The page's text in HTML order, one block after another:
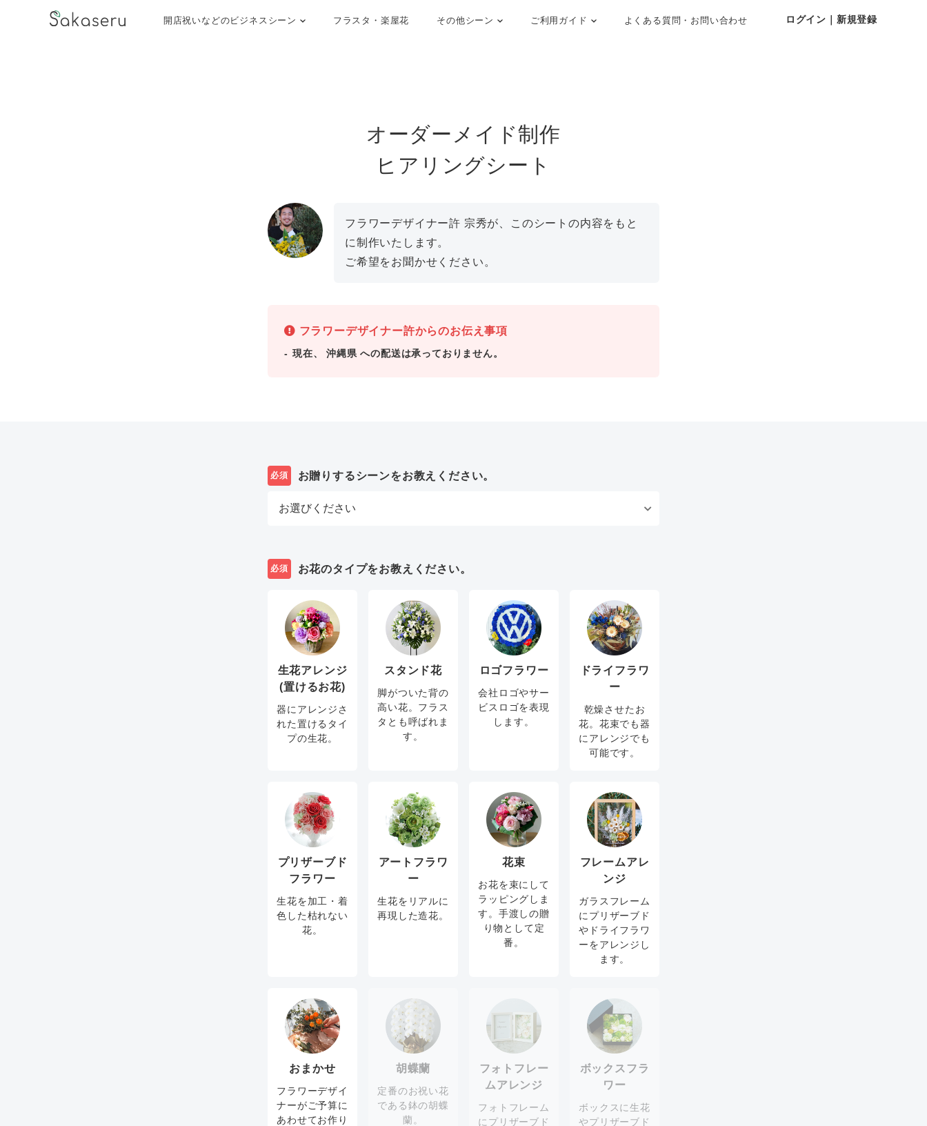
開店祝いなどのビジネスシーン フラスタ・楽屋花 その他シーン ご利用ガイド よくある質問・お問い合わせ ログイン｜新規登録
オーダーメイド制作
ヒアリングシート
フラワーデザイナー許 宗秀が、このシートの内容をもと
に制作いたします。
ご希望をお聞かせください。
フラワーデザイナー許からのお伝え事項
現在、 沖縄県 への配送は承っておりません。
必須 お贈りするシーンをお教えください。
必須 お花のタイプをお教えください。
生花アレンジ
(置けるお花)
器にアレンジさ
れた置けるタイ
プの生花。
スタンド花
脚がついた背の
高い花。フラス
タとも呼ばれま
す。
ロゴフラワー
会社ロゴやサー
ビスロゴを表現
します。
ドライフラワ
ー
乾燥させたお
花。花束でも器
にアレンジでも
可能です。
プリザーブド
フラワー
生花を加工・着
色した枯れない
花。
アートフラワ
ー
生花をリアルに
再現した造花。
花束
お花を束にして
ラッピングしま
す。手渡しの贈
り物として定
番。
フレームアレ
ンジ
ガラスフレーム
にプリザーブド
やドライフラワ
ーをアレンジし
ます。
おまかせ
フラワーデザイ
ナーがご予算に
あわせてお作り
胡蝶蘭
定番のお祝い花
である鉢の胡蝶
蘭。
フォトフレー
ムアレンジ
フォトフレーム
にプリザーブド
ボックスフラ
ワー
ボックスに生花
やプリザーブド